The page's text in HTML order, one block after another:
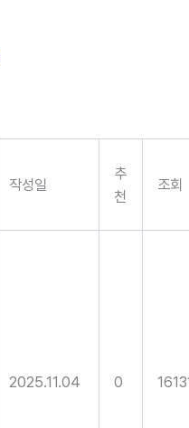
작성일
추
천
조회
2025.11.04 0